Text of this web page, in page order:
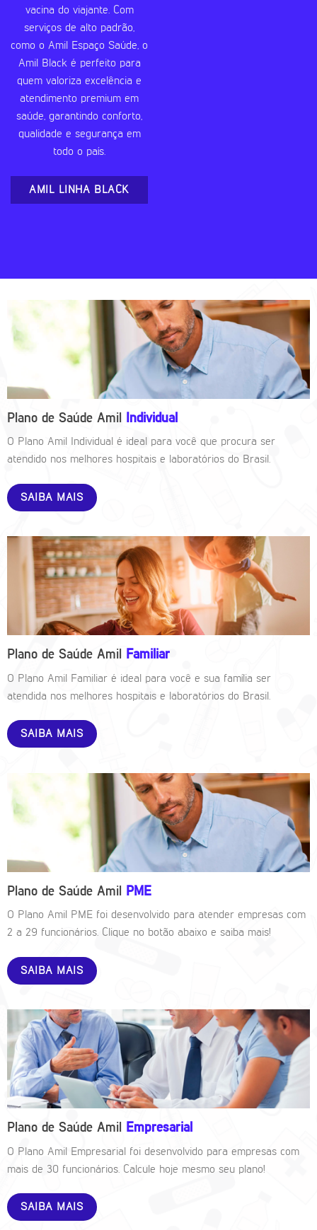
vacina do viajante. Com
serviços de alto padrão,
como o Amil Espaço Saúde, o
Amil Black é perfeito para
quem valoriza excelência e
atendimento premium em
saúde, garantindo conforto,
qualidade e segurança em
todo o país.
AMIL LINHA BLACK
Plano de Saúde Amil Individual
O Plano Amil Individual é ideal para você que procura ser
atendido nos melhores hospitais e laboratórios do Brasil.
SAIBA MAIS
Plano de Saúde Amil Familiar
O Plano Amil Familiar é ideal para você e sua família ser
atendida nos melhores hospitais e laboratórios do Brasil.
SAIBA MAIS
Plano de Saúde Amil PME
O Plano Amil PME foi desenvolvido para atender empresas com
2 a 29 funcionários. Clique no botão abaixo e saiba mais!
SAIBA MAIS
Plano de Saúde Amil Empresarial
O Plano Amil Empresarial foi desenvolvido para empresas com
mais de 30 funcionários. Calcule hoje mesmo seu plano!
SAIBA MAIS